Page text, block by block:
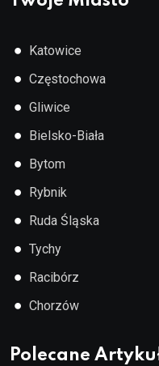
● Katowice
● Częstochowa
● Gliwice
● Bielsko-Biała
● Bytom
● Rybnik
● Ruda Śląska
● Tychy
● Racibórz
● Chorzów
Polecane